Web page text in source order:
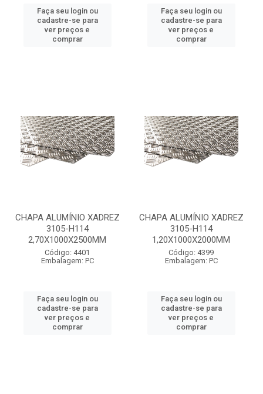
Faça seu login ou
cadastre-se para
ver preços e
comprar
Faça seu login ou
cadastre-se para
ver preços e
comprar
CHAPA ALUMÍNIO XADREZ
3105-H114
2,70X1000X2500MM
Código: 4401
Embalagem: PC
Faça seu login ou
cadastre-se para
ver preços e
comprar
CHAPA ALUMÍNIO XADREZ
3105-H114
1,20X1000X2000MM
Código: 4399
Embalagem: PC
Faça seu login ou
cadastre-se para
ver preços e
comprar